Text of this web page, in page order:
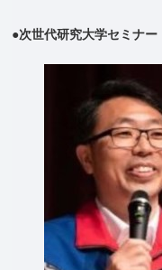
●次世代研究大学セミナー